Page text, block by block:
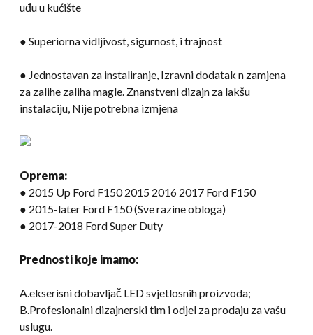
uđu u kućište
● Superiorna vidljivost, sigurnost, i trajnost
● Jednostavan za instaliranje, Izravni dodatak n zamjena
za zalihe zaliha magle. Znanstveni dizajn za lakšu
instalaciju, Nije potrebna izmjena
Oprema:
● 2015 Up Ford F150 2015 2016 2017 Ford F150
● 2015-later Ford F150 (Sve razine obloga)
● 2017-2018 Ford Super Duty
Prednosti koje imamo:
A.ekserisni dobavljač LED svjetlosnih proizvoda;
B.Profesionalni dizajnerski tim i odjel za prodaju za vašu
uslugu.